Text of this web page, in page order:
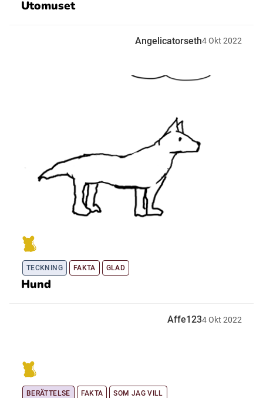
Utomuset
Angelicatorseth4Okt 2022
TECKNING FAKTA GLAD
Hund
Affe1234Okt 2022
BERÄTTELSE FAKTA SOM JAG VILL